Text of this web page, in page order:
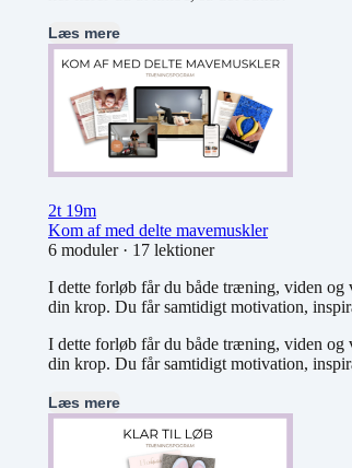
Læs mere
2t 19m
Kom af med delte mavemuskler
6 moduler· 17 lektioner
I dette forløb får du både træning, viden
din krop. Du får samtidigt motivation,
I dette forløb får du både træning, viden
din krop. Du får samtidigt motivation,
Læs mere